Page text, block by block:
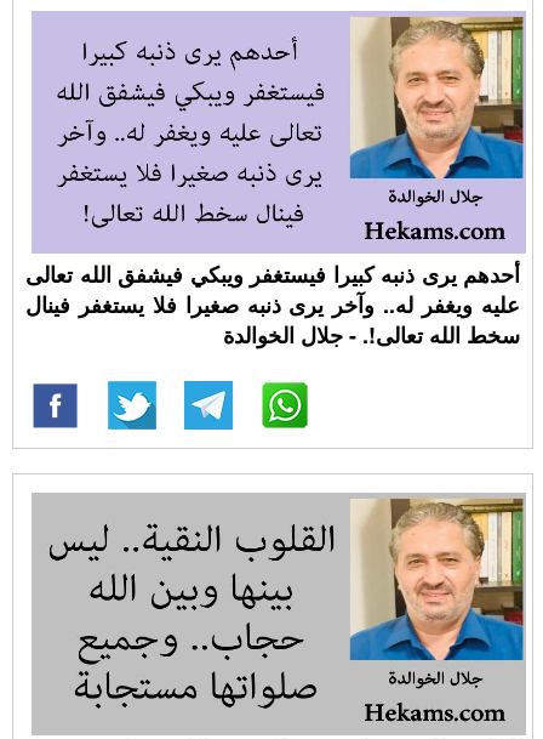
أحدهم يرى ذنبه كبيرا فيستغفر ويبكي فيشفق الله تعالى
عليه ويغفر له.. وآخر يرى ذنبه صغيرا فلا يستغفر فينال
سخط الله تعالى!. - جلال الخوالدة